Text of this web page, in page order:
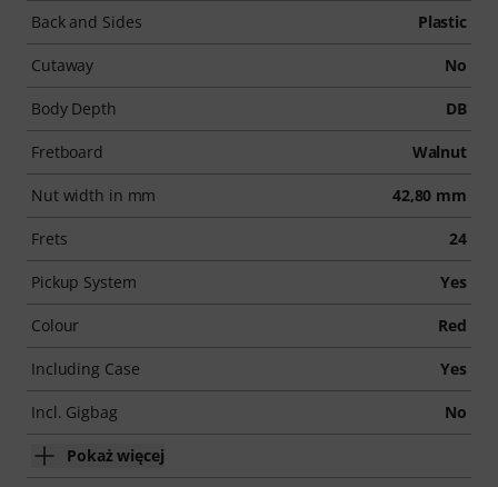
Back and Sides Plastic
Cutaway No
Body Depth DB
Fretboard Walnut
Nut width in mm 42,80 mm
Frets 24
Pickup System Yes
Colour Red
Including Case Yes
Incl. Gigbag No
Pokaż więcej